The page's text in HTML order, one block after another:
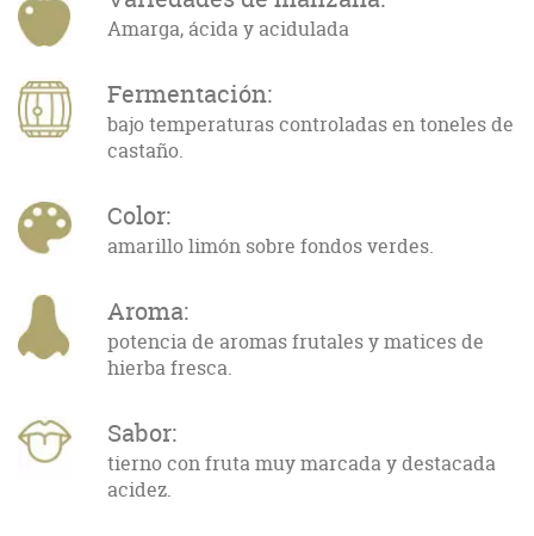
Amarga, ácida y acidulada
Fermentación:
bajo temperaturas controladas en toneles de
castaño.
Color:
amarillo limón sobre fondos verdes.
Aroma:
potencia de aromas frutales y matices de
hierba fresca.
Sabor:
tierno con fruta muy marcada y destacada
acidez.